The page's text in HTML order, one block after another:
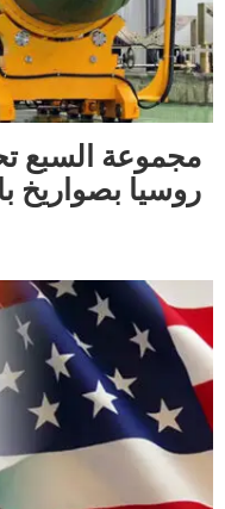
مجموعة السبع
روسيا بصواريخ